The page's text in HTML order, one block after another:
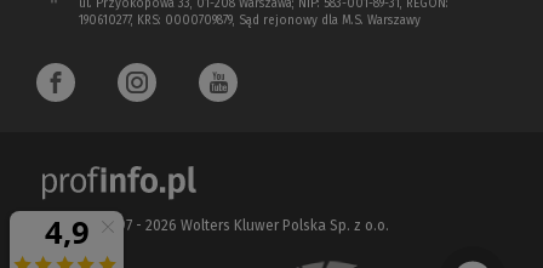
ul. Przyokopowa 33, 01-208 Warszawa; NIP: 583-001-89-31, REGON:
190610277, KRS: 0000709879, Sąd rejonowy dla M.S. Warszawy
Copyright 1997 - 2026 Wolters Kluwer Polska Sp. z o.o.